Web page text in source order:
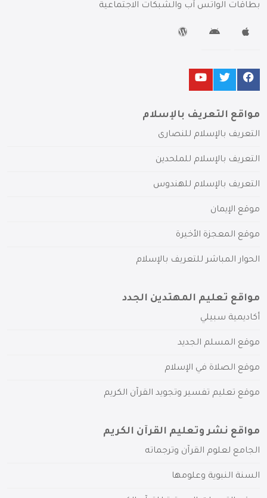
بطاقات الواتس آب والشبكات الاجتماعية
مواقع التعريف بالإسلام
التعريف بالإسلام للنصارى
التعريف بالإسلام للملحدين
التعريف بالإسلام للهندوس
موقع الإيمان
موقع المعجزة الأخيرة
الحوار المباشر للتعريف بالإسلام
مواقع تعليم المهتدين الجدد
أكاديمية سبيلي
موقع المسلم الجديد
موقع الصلاة في الإسلام
موقع تعليم تفسير وتجويد القرآن الكريم
مواقع نشر وتعليم القرآن الكريم
الجامع لعلوم القرآن وترجماته
السنة النبوية وعلومها